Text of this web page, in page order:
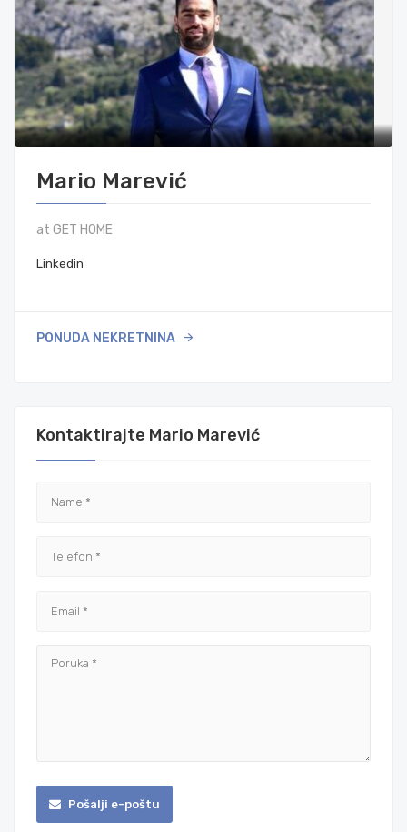
Mario Marević
at GET HOME
Linkedin
PONUDA NEKRETNINA
Kontaktirajte Mario Marević
Pošalji e-poštu